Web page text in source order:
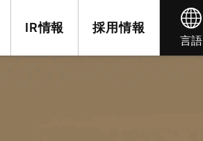
IR情報 採用情報
言語